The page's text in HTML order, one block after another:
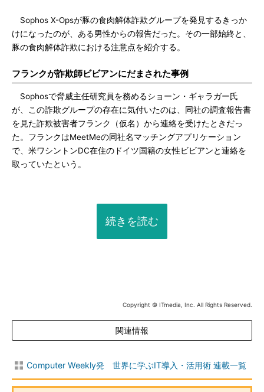
Sophos X-Opsが豚の食肉解体詐欺グループを発見するきっか
けになったのが、ある男性からの報告だった。その一部始終と、
豚の食肉解体詐欺における注意点を紹介する。
フランクが詐欺師ビビアンにだまされた事例
Sophosで脅威主任研究員を務めるショーン・ギャラガー氏
が、この詐欺グループの存在に気付いたのは、同社の調査報告書
を見た詐欺被害者フランク（仮名）から連絡を受けたときだっ
た。フランクはMeetMeの同社名マッチングアプリケーション
で、米ワシントンDC在住のドイツ国籍の女性ビビアンと連絡を
取っていたという。
続きを読む
Copyright © ITmedia, Inc. All Rights Reserved.
関連情報
Computer Weekly発 世界に学ぶIT導入・活用術 連載一覧